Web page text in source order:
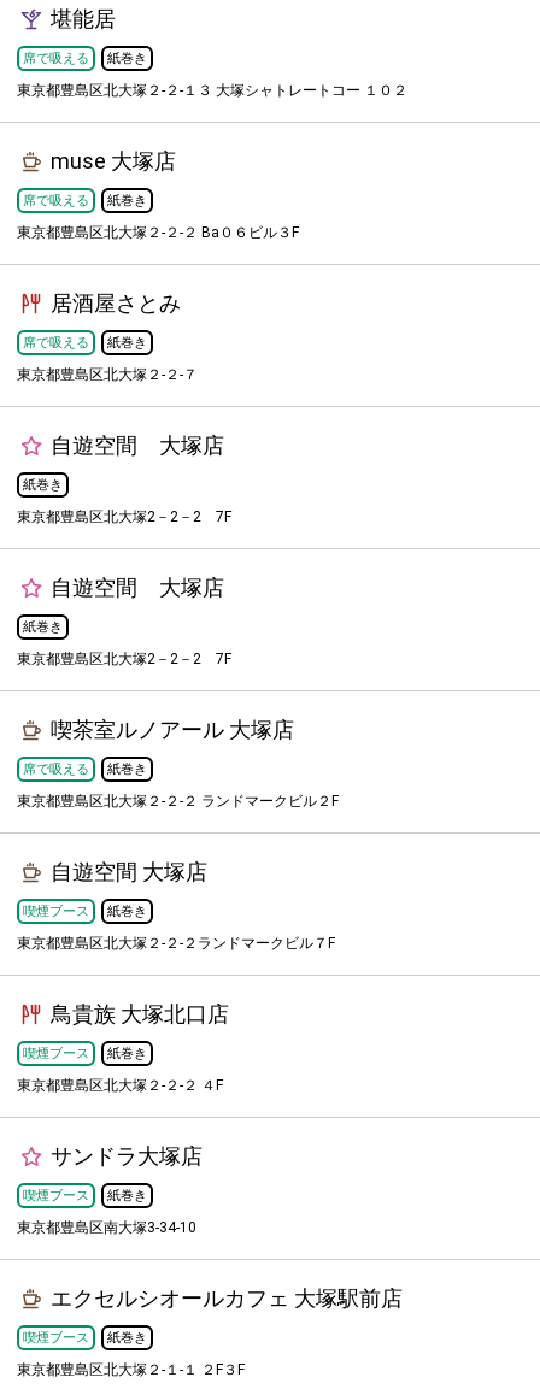
堪能居
席で吸える 紙巻き
東京都豊島区北大塚２-２-１３ 大塚シャトレートコー １０２
muse 大塚店
席で吸える 紙巻き
東京都豊島区北大塚２-２-２ Ba０６ビル３F
居酒屋さとみ
席で吸える 紙巻き
東京都豊島区北大塚２-２-７
自遊空間 大塚店
紙巻き
東京都豊島区北大塚2－2－2 7F
自遊空間 大塚店
紙巻き
東京都豊島区北大塚2－2－2 7F
喫茶室ルノアール 大塚店
席で吸える 紙巻き
東京都豊島区北大塚２-２-２ ランドマークビル２F
自遊空間 大塚店
喫煙ブース 紙巻き
東京都豊島区北大塚２-２-２ランドマークビル７F
鳥貴族 大塚北口店
喫煙ブース 紙巻き
東京都豊島区北大塚２-２-２ ４F
サンドラ大塚店
喫煙ブース 紙巻き
東京都豊島区南大塚3-34-10
エクセルシオールカフェ 大塚駅前店
喫煙ブース 紙巻き
東京都豊島区北大塚２-１-１ ２F３F